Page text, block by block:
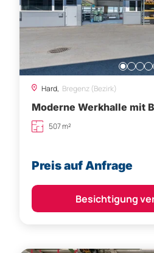
Hard, Bregenz (Bezirk)
Moderne Werkhalle mit
507 m²
Preis auf Anfrage
Besichtigung